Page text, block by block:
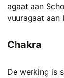
agaat aan
vuuragaat aan
Chakra
De werking is